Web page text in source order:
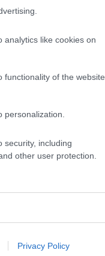
analytics like cookies on
functionality of the website
security, including
other user protection.
Privacy Policy